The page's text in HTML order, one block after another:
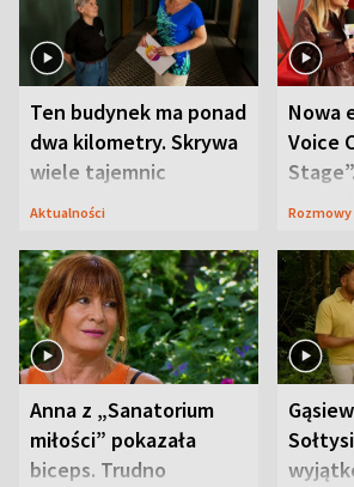
Ten budynek ma ponad
dwa kilometry. Skrywa
wiele tajemnic
Aktualności
Nowa
Voice
Rozmowy
Anna z „Sanatorium
miłości” pokazała
biceps. Trudno